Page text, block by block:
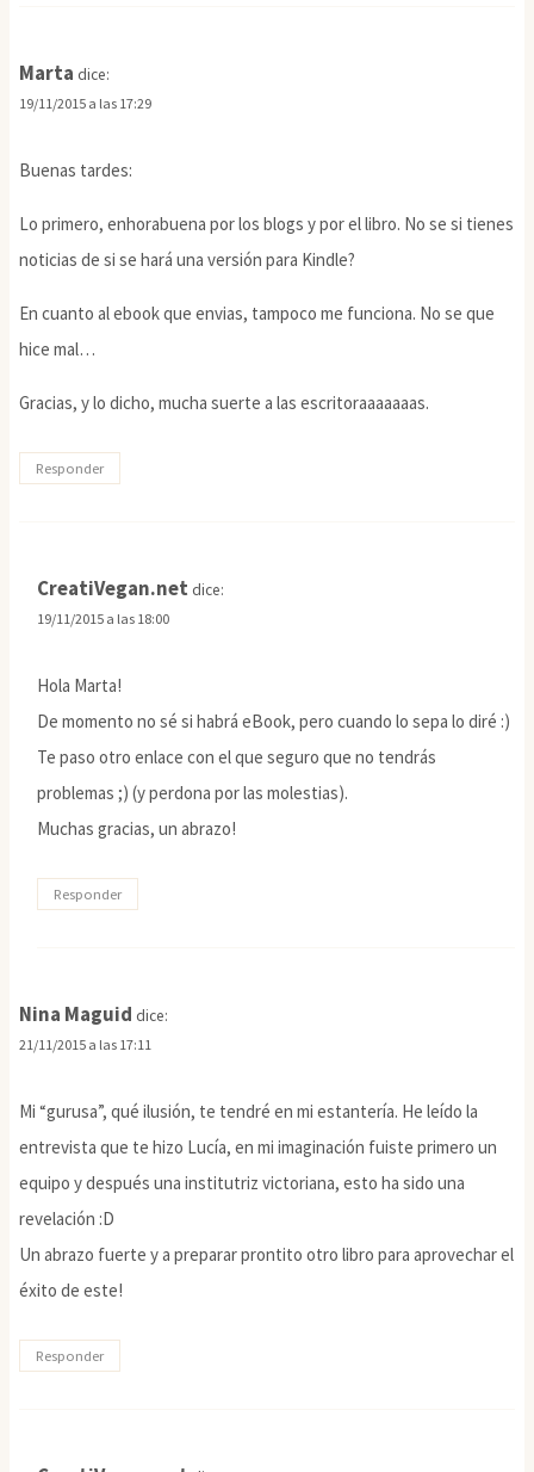
Marta dice:
19/11/2015 a las 17:29
Buenas tardes:
Lo primero, enhorabuena por los blogs y por el libro. No se si tienes
noticias de si se hará una versión para Kindle?
En cuanto al ebook que envias, tampoco me funciona. No se que
hice mal…
Gracias, y lo dicho, mucha suerte a las escritoraaaaaaas.
Responder
CreatiVegan.net dice:
19/11/2015 a las 18:00
Hola Marta!
De momento no sé si habrá eBook, pero cuando lo sepa lo diré :)
Te paso otro enlace con el que seguro que no tendrás
problemas ;) (y perdona por las molestias).
Muchas gracias, un abrazo!
Responder
Nina Maguid dice:
21/11/2015 a las 17:11
Mi “gurusa”, qué ilusión, te tendré en mi estantería. He leído la
entrevista que te hizo Lucía, en mi imaginación fuiste primero un
equipo y después una institutriz victoriana, esto ha sido una
revelación :D
Un abrazo fuerte y a preparar prontito otro libro para aprovechar el
éxito de este!
Responder